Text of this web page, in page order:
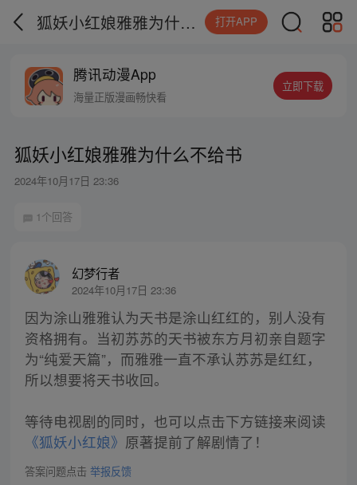
狐妖小红娘雅雅为什么不给书 打开APP
腾讯动漫App
海量正版漫画畅快看
立即下载
狐妖小红娘雅雅为什么不给书
2024年10月17日 23:36
1个回答
幻梦行者
2024年10月17日 23:36
因为涂山雅雅认为天书是涂山红红的，别人没有
资格拥有。当初苏苏的天书被东方月初亲自题字
为“纯爱天篇”，而雅雅一直不承认苏苏是红红，
所以想要将天书收回。
等待电视剧的同时，也可以点击下方链接来阅读
《狐妖小红娘》 原著提前了解剧情了！
答案问题点击 举报反馈